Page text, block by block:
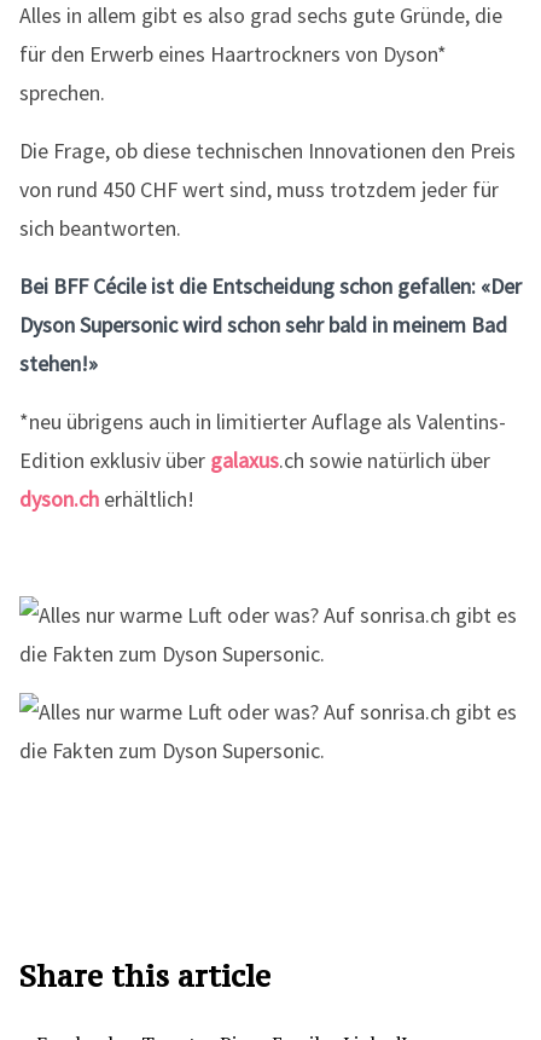
Alles in allem gibt es also grad sechs gute Gründe, die
für den Erwerb eines Haartrockners von Dyson*
sprechen.
Die Frage, ob diese technischen Innovationen den Preis
von rund 450 CHF wert sind, muss trotzdem jeder für
sich beantworten.
Bei BFF Cécile ist die Entscheidung schon gefallen: «Der
Dyson Supersonic wird schon sehr bald in meinem Bad
stehen!»
*neu übrigens auch in limitierter Auflage als Valentins-
Edition exklusiv über galaxus.ch sowie natürlich über
dyson.ch erhältlich!
Share this article